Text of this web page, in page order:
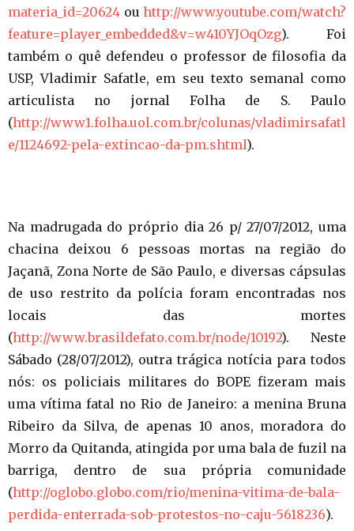
materia_id=20624 ou http://www.youtube.com/watch?
feature=player_embedded&v=w410YJOqOzg). Foi
também o quê defendeu o professor de filosofia da
USP, Vladimir Safatle, em seu texto semanal como
articulista no jornal Folha de S. Paulo
(http://www1.folha.uol.com.br/colunas/vladimirsafatl
e/1124692-pela-extincao-da-pm.shtml).
Na madrugada do próprio dia 26 p/ 27/07/2012, uma
chacina deixou 6 pessoas mortas na região do
Jaçanã, Zona Norte de São Paulo, e diversas cápsulas
de uso restrito da polícia foram encontradas nos
locais das mortes
(http://www.brasildefato.com.br/node/10192). Neste
Sábado (28/07/2012), outra trágica notícia para todos
nós: os policiais militares do BOPE fizeram mais
uma vítima fatal no Rio de Janeiro: a menina Bruna
Ribeiro da Silva, de apenas 10 anos, moradora do
Morro da Quitanda, atingida por uma bala de fuzil na
barriga, dentro de sua própria comunidade
(http://oglobo.globo.com/rio/menina-vitima-de-bala-
perdida-enterrada-sob-protestos-no-caju-5618236).